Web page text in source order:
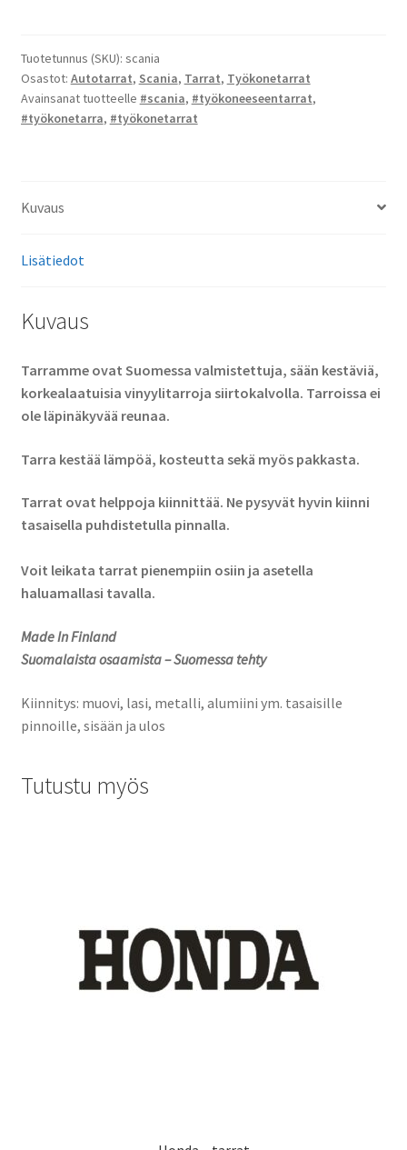
Tuotetunnus (SKU): scania
Osastot: Autotarrat, Scania, Tarrat, Työkonetarrat
Avainsanat tuotteelle #scania, #työkoneeseentarrat,
#työkonetarra, #työkonetarrat
Kuvaus
Lisätiedot
Kuvaus
Tarramme ovat Suomessa valmistettuja, sään kestäviä,
korkealaatuisia vinyylitarroja siirtokalvolla. Tarroissa ei
ole läpinäkyvää reunaa.
Tarra kestää lämpöä, kosteutta sekä myös pakkasta.
Tarrat ovat helppoja kiinnittää. Ne pysyvät hyvin kiinni
tasaisella puhdistetulla pinnalla.
Voit leikata tarrat pienempiin osiin ja asetella
haluamallasi tavalla.
Made In Finland
Suomalaista osaamista – Suomessa tehty
Kiinnitys: muovi, lasi, metalli, alumiini ym. tasaisille
pinnoille, sisään ja ulos
Tutustu myös